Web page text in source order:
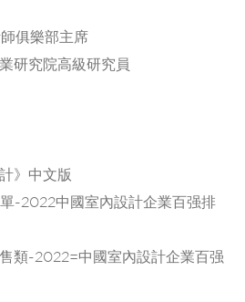
俱樂部主席
研究院高級研究員
》中文版
-2022中國室內設計企業百强排
類-2022=中國室內設計企業百强